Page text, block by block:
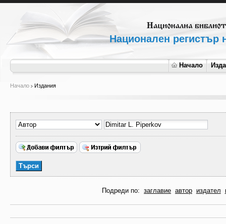
Национален регистър
Начало
Начало Издания
Подреди по: заглавие автор издател